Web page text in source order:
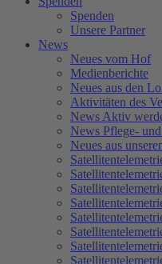
Spenden
Unsere Partner
News
Neues vom Hof
Medienberichte
Neues aus den
Aktivitäten des
News Aktiv
News Pflege-
Neues aus